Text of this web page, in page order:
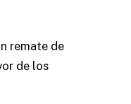
remate de
de los